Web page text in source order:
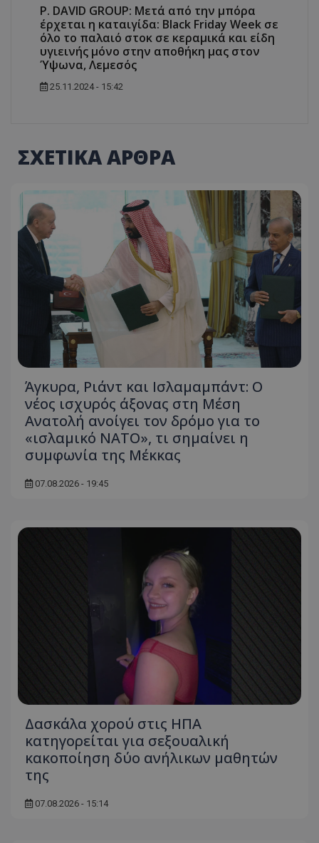
P. DAVID GROUP: Μετά από την μπόρα
έρχεται η καταιγίδα: Black Friday Week σε
όλο το παλαιό στοκ σε κεραμικά και είδη
υγιεινής μόνο στην αποθήκη μας στον
Ύψωνα, Λεμεσός
25.11.2024 - 15:42
ΣΧΕΤΙΚΑ ΑΡΘΡΑ
Άγκυρα, Ριάντ και Ισλαμαμπάντ: Ο
νέος ισχυρός άξονας στη Μέση
Ανατολή ανοίγει τον δρόμο για το
«ισλαμικό ΝΑΤΟ», τι σημαίνει η
συμφωνία της Μέκκας
07.08.2026 - 19:45
Δασκάλα χορού στις ΗΠΑ
κατηγορείται για σεξουαλική
κακοποίηση δύο ανήλικων μαθητών
της
07.08.2026 - 15:14